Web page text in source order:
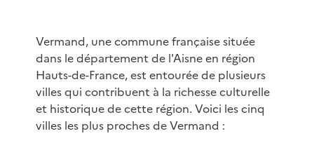
Vermand, une commune française située
dans le département de l'Aisne en région
Hauts-de-France, est entourée de plusieurs
villes qui contribuent à la richesse culturelle
et historique de cette région. Voici les cinq
villes les plus proches de Vermand :